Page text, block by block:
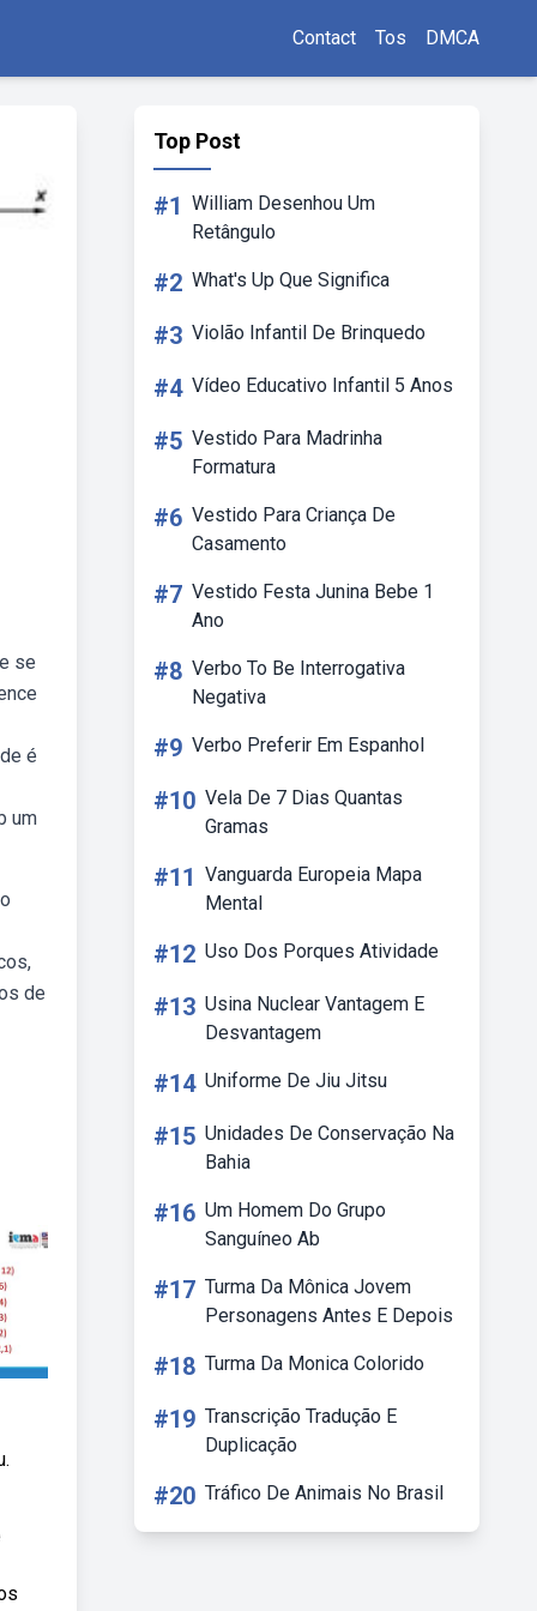
Contact Tos DMCA
se
é
um
de
Top Post
#1 William Desenhou Um
Retângulo
#2 What's Up Que Significa
#3 Violão Infantil De Brinquedo
#4 Vídeo Educativo Infantil 5 Anos
#5 Vestido Para Madrinha
Formatura
#6 Vestido Para Criança De
Casamento
#7 Vestido Festa Junina Bebe 1
Ano
#8 Verbo To Be Interrogativa
Negativa
#9 Verbo Preferir Em Espanhol
#10 Vela De 7 Dias Quantas
Gramas
#11 Vanguarda Europeia Mapa
Mental
#12 Uso Dos Porques Atividade
#13 Usina Nuclear Vantagem E
Desvantagem
#14 Uniforme De Jiu Jitsu
#15 Unidades De Conservação Na
Bahia
#16 Um Homem Do Grupo
Sanguíneo Ab
#17 Turma Da Mônica Jovem
Personagens Antes E Depois
#18 Turma Da Monica Colorido
#19 Transcrição Tradução E
Duplicação
#20 Tráfico De Animais No Brasil